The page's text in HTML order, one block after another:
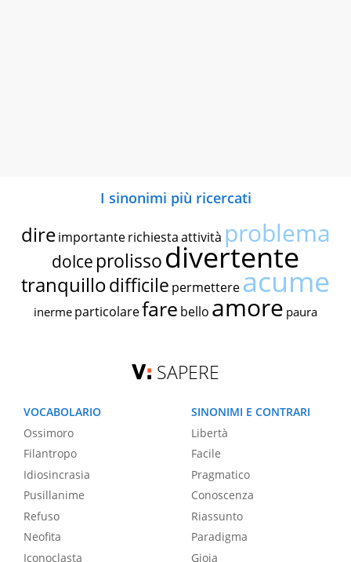
I sinonimi più ricercati
dire importante richiestaattività problema
dolce prolissodivertente
tranquillodifficile permettereacume
inerme particolarefare bello amore paura
SAPERE
VOCABOLARIO
Ossimoro
Filantropo
Idiosincrasia
Pusillanime
Refuso
Neofita
Iconoclasta
SINONIMI E CONTRARI
Libertà
Facile
Pragmatico
Conoscenza
Riassunto
Paradigma
Gioia